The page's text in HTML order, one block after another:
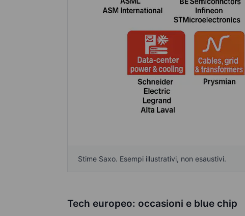
Stime Saxo. Esempi illustrativi, non esaustivi.
Tech europeo: occasioni e blue chip